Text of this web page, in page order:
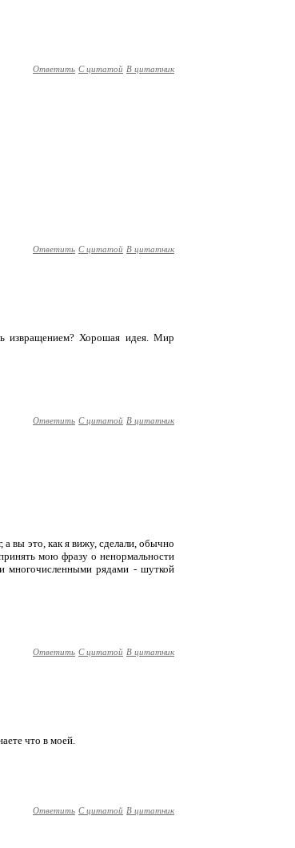
Ответить С цитатой В цитатник
Ответить С цитатой В цитатник
извращением? Хорошая идея. Мир
Ответить С цитатой В цитатник
вы это, как я вижу, сделали, обычно
мою фразу о ненормальности
многочисленными рядами - шуткой
Ответить С цитатой В цитатник
что в моей.
Ответить С цитатой В цитатник